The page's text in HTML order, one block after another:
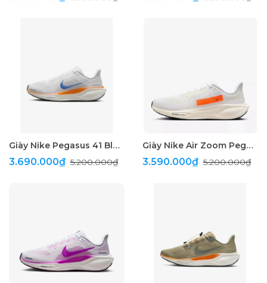
Giày Nike Pegasus 41 Blueprint Women's Running "White "
3.690.000₫ 5.200.000₫
Giày Nike Air Zoom Pegasus 41 Running " White "
3.590.000₫ 5.200.000₫